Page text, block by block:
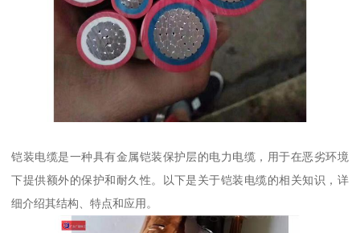
铠装电缆是一种具有金属铠装保护层的电力电缆，用于在恶劣环境
下提供额外的保护和耐久性。以下是关于铠装电缆的相关知识，详
细介绍其结构、特点和应用。